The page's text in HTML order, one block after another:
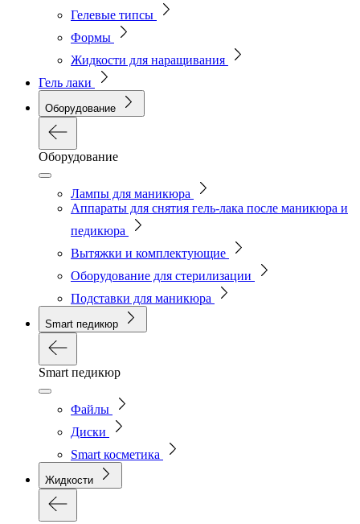
Гелевые типсы
Формы
Жидкости для наращивания
Гель лаки
Оборудование
Оборудование
Лампы для маникюра
Аппараты для снятия гель-лака после маникюра и
педикюра
Вытяжки и комплектующие
Оборудование для стерилизации
Подставки для маникюра
Smart педикюр
Smart педикюр
Файлы
Диски
Smart косметика
Жидкости